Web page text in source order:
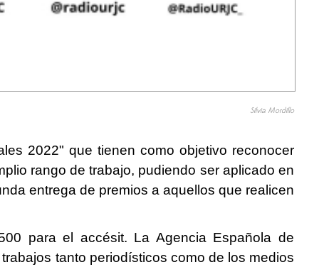
Silvia Mordillo
2022" que tienen como objetivo reconocer
rango de trabajo, pudiendo ser aplicado en
entrega de premios a aquellos que realicen
para el accésit. La Agencia Española de
tanto periodísticos como de los medios